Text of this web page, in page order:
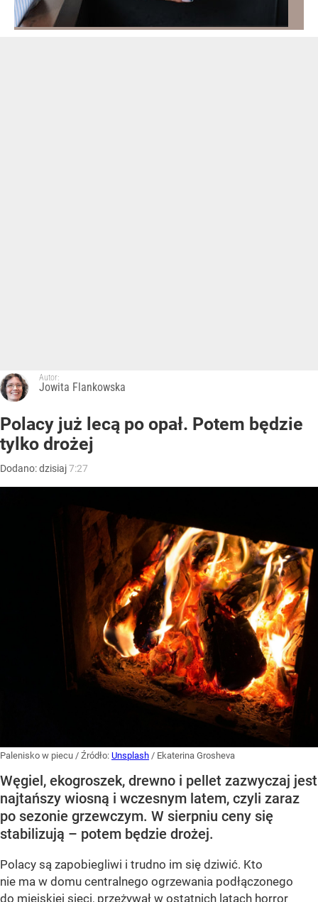
Autor:
Jowita Flankowska
Polacy już lecą po opał. Potem będzie
tylko drożej
Dodano:dzisiaj7:27
Palenisko w piecu / Źródło: Unsplash / Ekaterina Grosheva
Węgiel, ekogroszek, drewno i pellet zazwyczaj jest
najtańszy wiosną i wczesnym latem, czyli zaraz
po sezonie grzewczym. W sierpniu ceny się
stabilizują – potem będzie drożej.
Polacy są zapobiegliwi i trudno im się dziwić. Kto
nie ma w domu centralnego ogrzewania podłączonego
do miejskiej sieci, przeżywał w ostatnich latach horror